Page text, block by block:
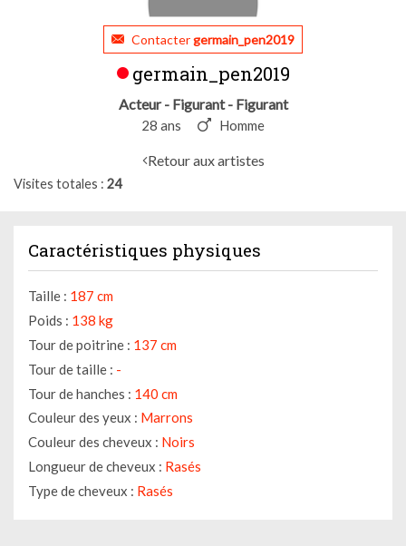
Contactergermain_pen2019
germain_pen2019
Acteur - Figurant - Figurant
28 ans Homme
Retour aux artistes
Visites totales 24
Caractéristiques physiques
Taille : 187 cm
Poids : 138 kg
Tour de poitrine : 137 cm
Tour de taille : -
Tour de hanches : 140 cm
Couleur des yeux : Marrons
Couleur des cheveux : Noirs
Longueur de cheveux : Rasés
Type de cheveux : Rasés